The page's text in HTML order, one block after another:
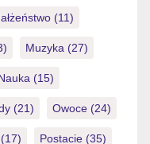
(11)
Muzyka (27)
(15)
(21) Owoce (24)
(17) Postacie (35)